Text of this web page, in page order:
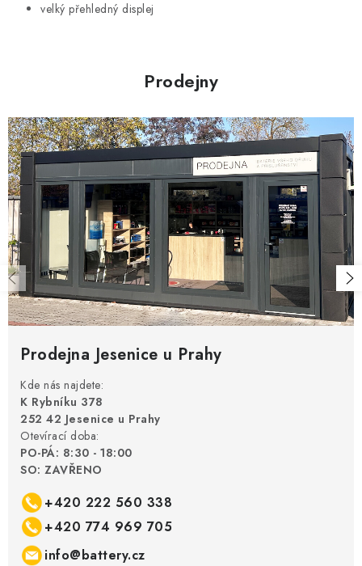
velký přehledný displej
Prodejny
Prodejna Jesenice u Prahy
Kde nás najdete:
K Rybníku 378
252 42 Jesenice u Prahy
Otevírací doba:
PO-PÁ: 8:30 - 18:00
SO: ZAVŘENO
+420 222 560 338
+420 774 969 705
info@battery.cz